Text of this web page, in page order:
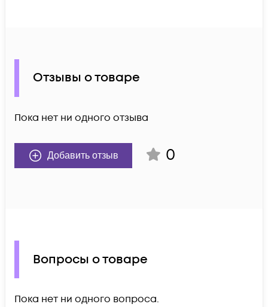
Отзывы о товаре
Пока нет ни одного отзыва
Добавить отзыв 0
Вопросы о товаре
Пока нет ни одного вопроса.